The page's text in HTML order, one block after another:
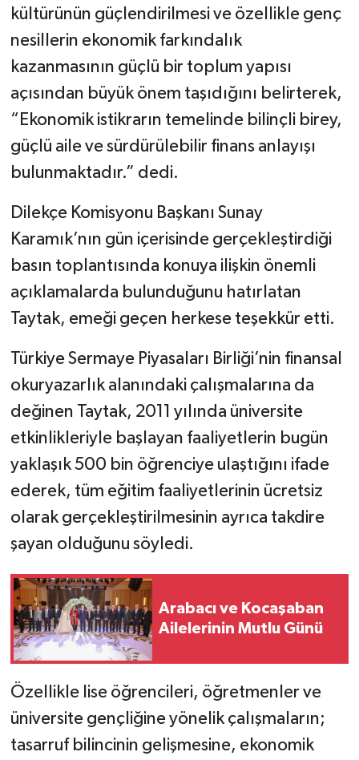
kültürünün güçlendirilmesi ve özellikle genç
nesillerin ekonomik farkındalık
kazanmasının güçlü bir toplum yapısı
açısından büyük önem taşıdığını belirterek,
“Ekonomik istikrarın temelinde bilinçli birey,
güçlü aile ve sürdürülebilir finans anlayışı
bulunmaktadır.” dedi.
Dilekçe Komisyonu Başkanı Sunay
Karamık’nın gün içerisinde gerçekleştirdiği
basın toplantısında konuya ilişkin önemli
açıklamalarda bulunduğunu hatırlatan
Taytak, emeği geçen herkese teşekkür etti.
Türkiye Sermaye Piyasaları Birliği’nin finansal
okuryazarlık alanındaki çalışmalarına da
değinen Taytak, 2011 yılında üniversite
etkinlikleriyle başlayan faaliyetlerin bugün
yaklaşık 500 bin öğrenciye ulaştığını ifade
ederek, tüm eğitim faaliyetlerinin ücretsiz
olarak gerçekleştirilmesinin ayrıca takdire
şayan olduğunu söyledi.
Arabacı ve Kocaşaban
Ailelerinin Mutlu Günü
Özellikle lise öğrencileri, öğretmenler ve
üniversite gençliğine yönelik çalışmaların;
tasarruf bilincinin gelişmesine, ekonomik